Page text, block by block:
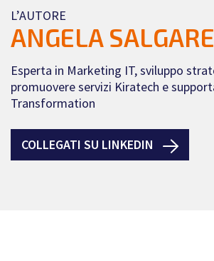
L’AUTORE
ANGELA
Esperta in Marketing IT, sviluppo
promuovere servizi Kiratech e
Transformation
COLLEGATI SU LINKEDIN